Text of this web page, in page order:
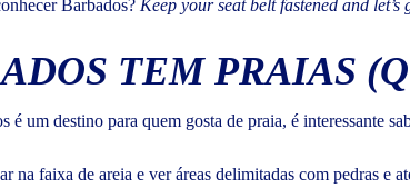
Barbados? Keep your seat belt fastened and let’s
TEM PRAIAS
é um destino para quem gosta de praia, é interessante
na faixa de areia e ver áreas delimitadas com pedras e